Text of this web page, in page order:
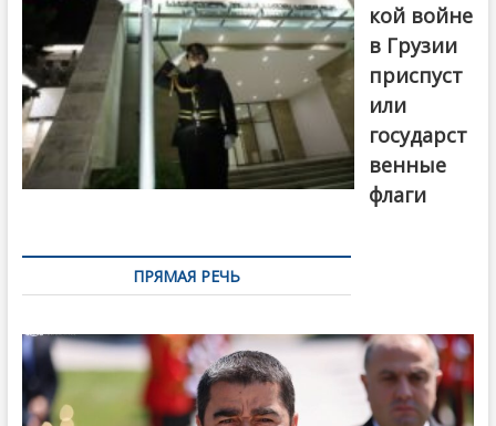
кой войне
в Грузии
приспуст
или
государст
венные
флаги
ПРЯМАЯ РЕЧЬ